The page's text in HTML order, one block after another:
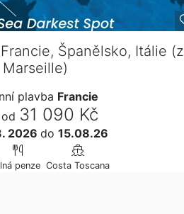
Španělsko, Itálie (z
Marseille)
plavba Francie
31 090 Kč
2026 do 15.08.26
penze Costa Toscana